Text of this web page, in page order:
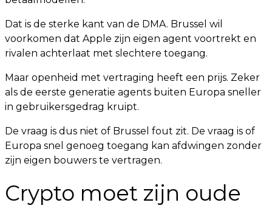
Dat is de sterke kant van de DMA. Brussel wil
voorkomen dat Apple zijn eigen agent voortrekt en
rivalen achterlaat met slechtere toegang.
Maar openheid met vertraging heeft een prijs. Zeker
als de eerste generatie agents buiten Europa sneller
in gebruikersgedrag kruipt.
De vraag is dus niet of Brussel fout zit. De vraag is of
Europa snel genoeg toegang kan afdwingen zonder
zijn eigen bouwers te vertragen.
Crypto moet zijn oude